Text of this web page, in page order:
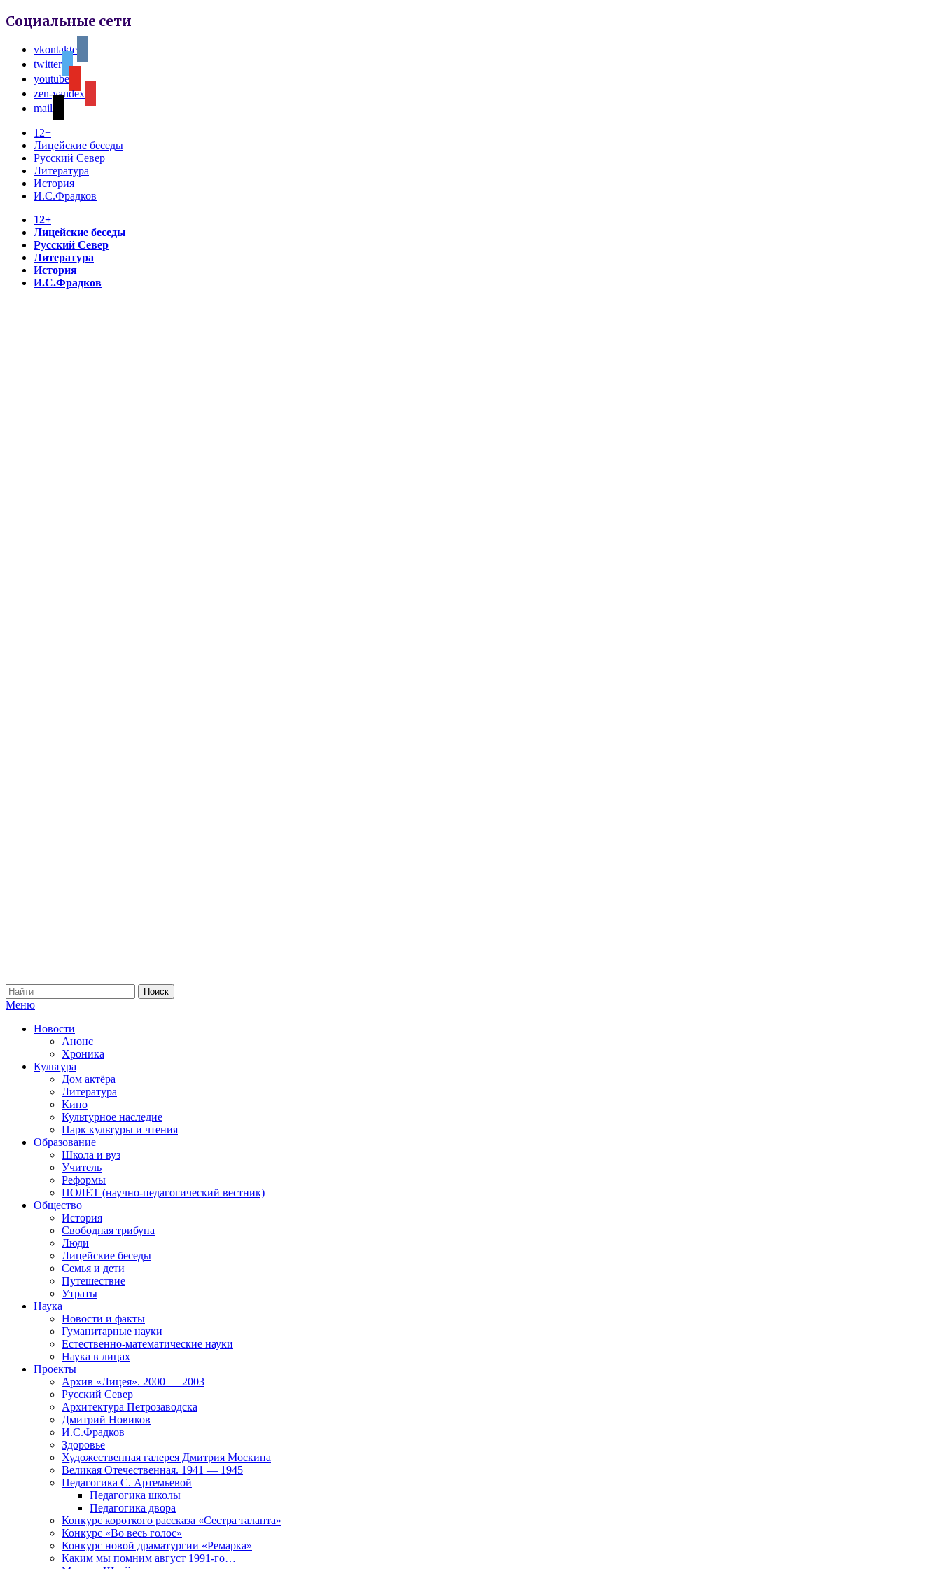
Социальные сети
vkontakte
twitter
youtube
zen-yandex
mail
12+
Лицейские беседы
Русский Север
Литература
История
И.С.Фрадков
12+
Лицейские беседы
Русский Север
Литература
История
И.С.Фрадков
Меню
Новости
Анонс
Хроника
Культура
Дом актёра
Литература
Кино
Культурное наследие
Парк культуры и чтения
Образование
Школа и вуз
Учитель
Реформы
ПОЛЁТ (научно-педагогический вестник)
Общество
История
Свободная трибуна
Люди
Лицейские беседы
Семья и дети
Путешествие
Утраты
Наука
Новости и факты
Гуманитарные науки
Естественно-математические науки
Наука в лицах
Проекты
Архив «Лицея». 2000 — 2003
Русский Север
Архитектура Петрозаводска
Дмитрий Новиков
И.С.Фрадков
Здоровье
Художественная галерея Дмитрия Москина
Великая Отечественная. 1941 — 1945
Педагогика С. Артемьевой
Педагогика школы
Педагогика двора
Конкурс короткого рассказа «Сестра таланта»
Конкурс «Во весь голос»
Конкурс новой драматургии «Ремарка»
Каким мы помним август 1991-го…